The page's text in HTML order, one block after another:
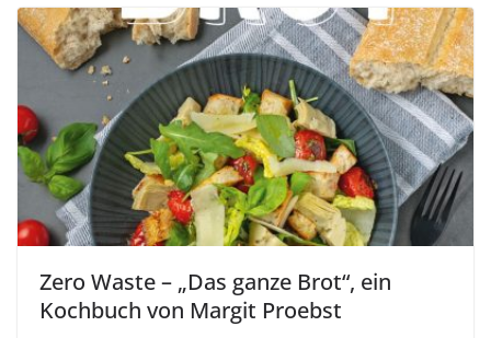
Zero Waste – „Das ganze Brot“, ein
Kochbuch von Margit Proebst